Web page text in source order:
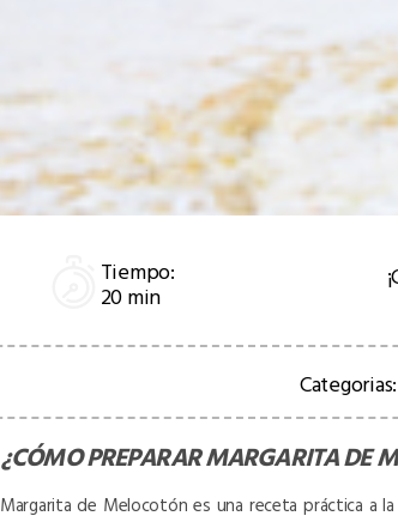
Tiempo:
20 min
Categorias:
¿CÓMO PREPARARMARGARITA DE
Margarita de Melocotón es una receta práctica a